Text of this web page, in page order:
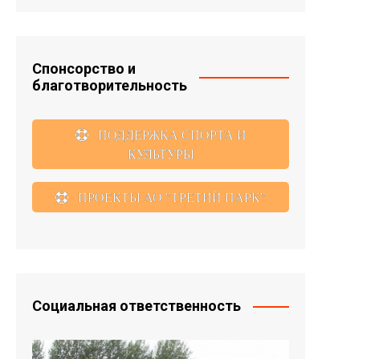
Спонсорство и
благотворительность
ПОДДЕРЖКА СПОРТА И
КУЛЬТУРЫ
ПРОЕКТЫ АО "ТРЕТИЙ ПАРК"
Социальная ответственность